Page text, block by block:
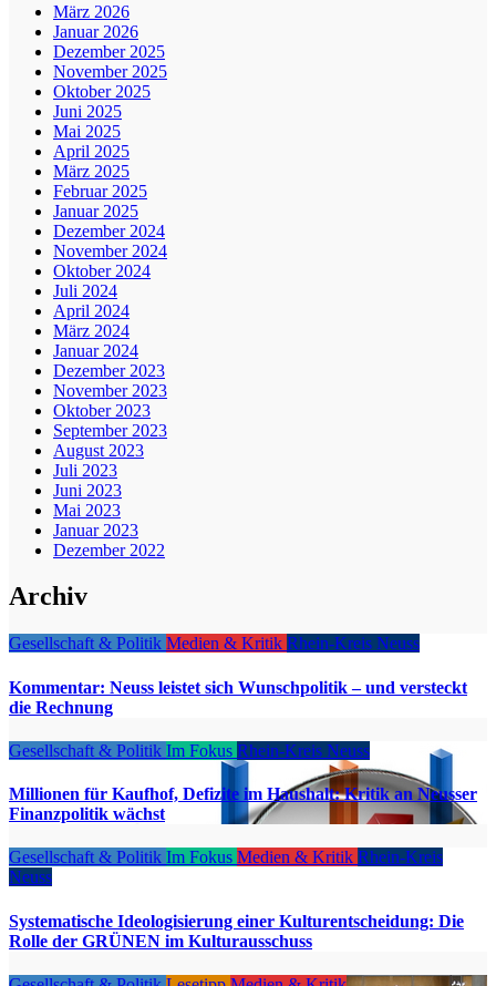
März 2026
Januar 2026
Dezember 2025
November 2025
Oktober 2025
Juni 2025
Mai 2025
April 2025
März 2025
Februar 2025
Januar 2025
Dezember 2024
November 2024
Oktober 2024
Juli 2024
April 2024
März 2024
Januar 2024
Dezember 2023
November 2023
Oktober 2023
September 2023
August 2023
Juli 2023
Juni 2023
Mai 2023
Januar 2023
Dezember 2022
Archiv
Gesellschaft & Politik Medien & Kritik Rhein-Kreis Neuss
Kommentar: Neuss leistet sich Wunschpolitik – und versteckt
die Rechnung
Gesellschaft & Politik Im Fokus Rhein-Kreis Neuss
Millionen für Kaufhof, Defizite im Haushalt: Kritik an Neusser
Finanzpolitik wächst
Gesellschaft & Politik Im Fokus Medien & Kritik Rhein-Kreis
Neuss
Systematische Ideologisierung einer Kulturentscheidung: Die
Rolle der GRÜNEN im Kulturausschuss